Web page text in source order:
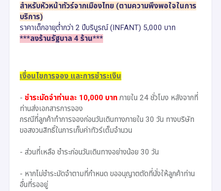
สำหรับหัวหน้าทัวร์จากเมืองไทย (ตามความพึงพอใจในการ
บริการ)
ราคาเด็กอายุต่ำกว่า 2 ปีบริบูรณ์ (INFANT) 5,000 บาท
***ลงร้านรัฐบาล 4 ร้าน***
เงื่อนไขการจอง และการชำระเงิน
- ชำระมัดจำท่านละ 10,000 บาท ภายใน 24 ชั่วโมง หลังจากที่
ท่านส่งเอกสารการจอง
กรณีที่ลูกค้าทำการจองก่อนวันเดินทางภายใน 30 วัน ทางบริษัท
ขอสงวนสิทธิ์ในการเก็บค่าทัวร์เต็มจำนวน
- ส่วนที่เหลือ ชำระก่อนวันเดินทางอย่างน้อย 30 วัน
- หากไม่ชำระมัดจำตามที่กำหนด ขออนุญาตตัดที่นั่งให้ลูกค้าท่าน
อื่นที่รออยู่